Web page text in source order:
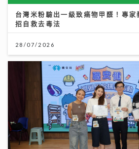
台灣米粉驗出一級致癌物甲醛！專
招自救去毒法
28/07/2026